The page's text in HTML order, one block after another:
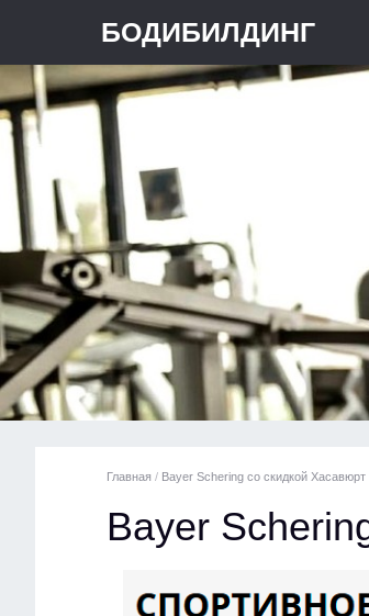
БОДИБИЛДИНГ
Главная / Bayer Schering со скидкой Хасавюрт
Bayer